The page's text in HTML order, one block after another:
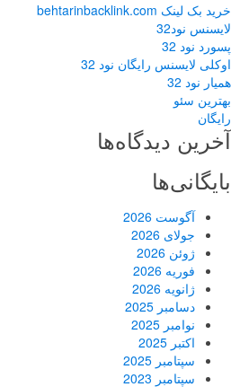
خرید بک لینک behtarinbacklink.com
لایسنس نود32
پسورد نود 32
اوکلی لایسنس رایگان نود 32
همیار نود 32
بهترین سئو
رایگان
آخرین دیدگاه‌ها
بایگانی‌ها
آگوست 2026
جولای 2026
ژوئن 2026
فوریه 2026
ژانویه 2026
دسامبر 2025
نوامبر 2025
اکتبر 2025
سپتامبر 2025
سپتامبر 2023